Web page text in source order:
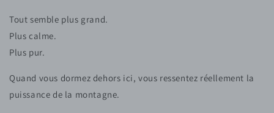
Tout semble plus grand.
Plus calme.
Plus pur.
Quand vous dormez dehors ici, vous ressentez réellement la
puissance de la montagne.